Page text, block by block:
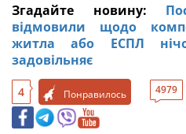
Згадайте новину:
відмовили щодо
житла або ЕСПЛ
задовільняє
4 Понравилось 4979